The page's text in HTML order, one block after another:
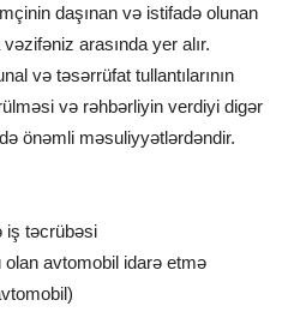
daşınan və istifadə olunan
arasında yer alır.
və təsərrüfat tullantılarının
və rəhbərliyin verdiyi digər
önəmli məsuliyyətlərdəndir.
iş təcrübəsi
avtomobil idarə etmə